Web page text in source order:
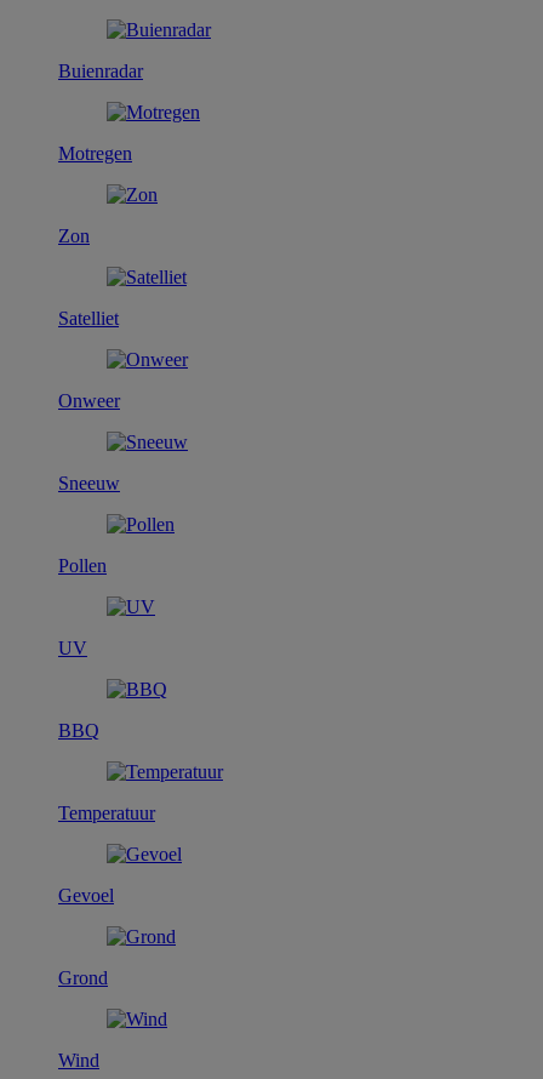
Buienradar
Motregen
Zon
Satelliet
Onweer
Sneeuw
Pollen
UV
BBQ
Temperatuur
Gevoel
Grond
Wind